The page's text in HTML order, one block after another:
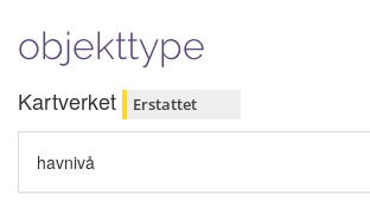
objekttype
Kartverket Erstattet
havnivå